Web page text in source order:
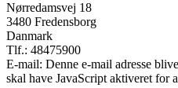
Nørredamsvej 18
3480 Fredensborg
Danmark
Tlf.: 48475900
E-mail: Denne e-mail adresse
skal have JavaScript aktiveret for